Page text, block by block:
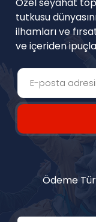
tutkusu
ilhamları ve
ve içeriden
Ödeme